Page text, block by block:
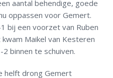
aantal behendige, goede
oppassen voor Gemert.
bij een voorzet van Ruben
Maikel van Kesteren
binnen te schuiven.
helft drong Gemert